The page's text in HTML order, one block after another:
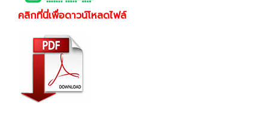
คลิกที่นี่เพื่อดาวน์โหลดไฟล์